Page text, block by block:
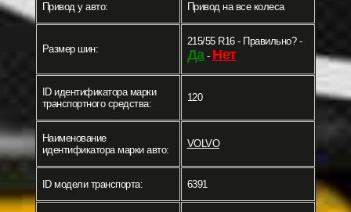
Привод у авто: Привод на все колеса
Размер шин:
215/55 R16 - Правильно? -
Да- Нет
ID идентификатора марки
транспортного средства:
120
Наименование
идентификатора марки авто:
VOLVO
ID модели транспорта: 6391